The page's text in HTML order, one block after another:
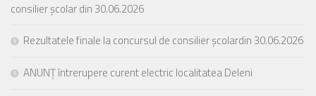
consilier școlar din 30.06.2026
Rezultatele finale la concursul de consilier școlardin 30.06.2026
ANUNȚ întrerupere curent electric localitatea Deleni